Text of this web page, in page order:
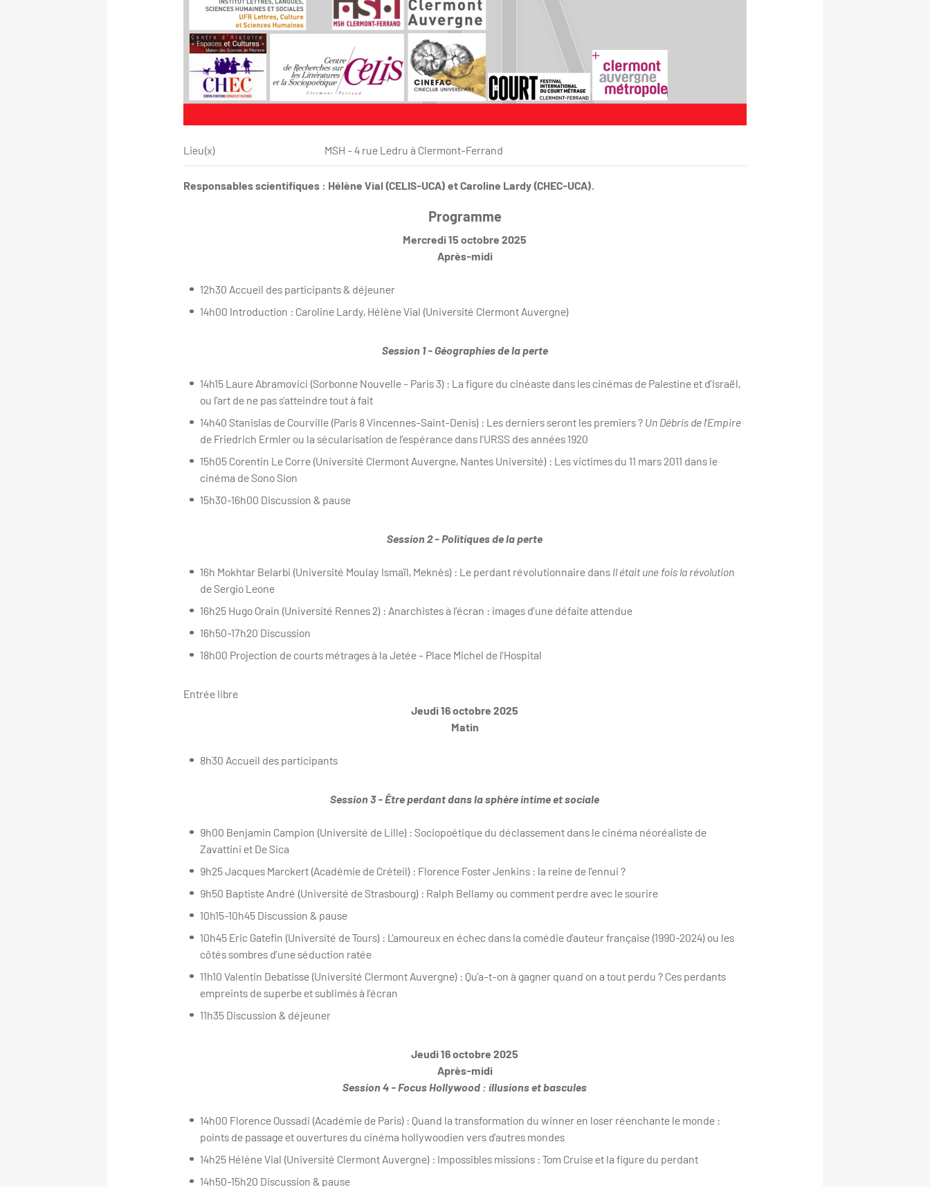
Lieu(x) MSH - 4 rue Ledru à Clermont-Ferrand
Responsables scientifiques : Hélène Vial (CELIS-UCA) et Caroline Lardy (CHEC-UCA).
Programme
Mercredi 15 octobre 2025
Après-midi
12h30 Accueil des participants & déjeuner
14h00 Introduction : Caroline Lardy, Hélène Vial (Université Clermont Auvergne)
Session 1 - Géographies de la perte
14h15 Laure Abramovici (Sorbonne Nouvelle - Paris 3) : La figure du cinéaste dans les cinémas de Palestine et d’Israël,
ou l’art de ne pas s’atteindre tout à fait
14h40 Stanislas de Courville (Paris 8 Vincennes-Saint-Denis) : Les derniers seront les premiers ? Un Débris de l’Empire
de Friedrich Ermler ou la sécularisation de l’espérance dans l’URSS des années 1920
15h05 Corentin Le Corre (Université Clermont Auvergne, Nantes Université) : Les victimes du 11 mars 2011 dans le
cinéma de Sono Sion
15h30-16h00 Discussion & pause
Session 2 - Politiques de la perte
16h Mokhtar Belarbi (Université Moulay Ismaïl, Meknès) : Le perdant révolutionnaire dans Il était une fois la révolution
de Sergio Leone
16h25 Hugo Orain (Université Rennes 2) : Anarchistes à l’écran : images d’une défaite attendue
16h50-17h20 Discussion
18h00 Projection de courts métrages à la Jetée - Place Michel de l’Hospital
Entrée libre
Jeudi 16 octobre 2025
Matin
8h30 Accueil des participants
Session 3 - Être perdant dans la sphère intime et sociale
9h00 Benjamin Campion (Université de Lille) : Sociopoétique du déclassement dans le cinéma néoréaliste de
Zavattini et De Sica
9h25 Jacques Marckert (Académie de Créteil) : Florence Foster Jenkins : la reine de l’ennui ?
9h50 Baptiste André (Université de Strasbourg) : Ralph Bellamy ou comment perdre avec le sourire
10h15-10h45 Discussion & pause
10h45 Eric Gatefin (Université de Tours) : L’amoureux en échec dans la comédie d’auteur française (1990-2024) ou les
côtés sombres d’une séduction ratée
11h10 Valentin Debatisse (Université Clermont Auvergne) : Qu’a-t-on à gagner quand on a tout perdu ? Ces perdants
empreints de superbe et sublimés à l’écran
11h35 Discussion & déjeuner
Jeudi 16 octobre 2025
Après-midi
Session 4 - Focus Hollywood : illusions et bascules
14h00 Florence Oussadi (Académie de Paris) : Quand la transformation du winner en loser réenchante le monde :
points de passage et ouvertures du cinéma hollywoodien vers d’autres mondes
14h25 Hélène Vial (Université Clermont Auvergne) : Impossibles missions : Tom Cruise et la figure du perdant
14h50-15h20 Discussion & pause